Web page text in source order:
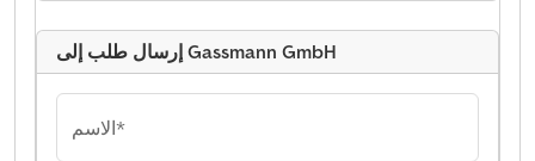
إرسال طلب إلى Gassmann GmbH
الاسم*